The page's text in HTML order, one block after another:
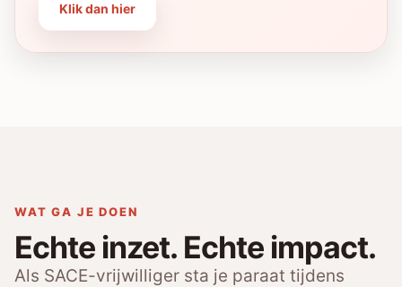
Klik dan hier
WAT GA JE DOEN
Echte inzet. Echte impact.
Als SACE-vrijwilliger sta je paraat tijdens